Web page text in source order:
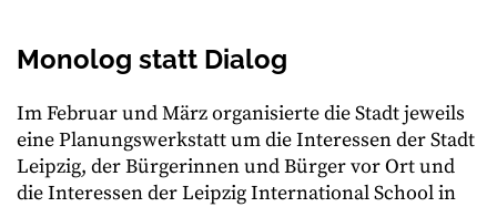
Monolog statt Dialog
Im Februar und März organisierte die Stadt jeweils
eine Planungswerkstatt um die Interessen der Stadt
Leipzig, der Bürgerinnen und Bürger vor Ort und
die Interessen der Leipzig International School in